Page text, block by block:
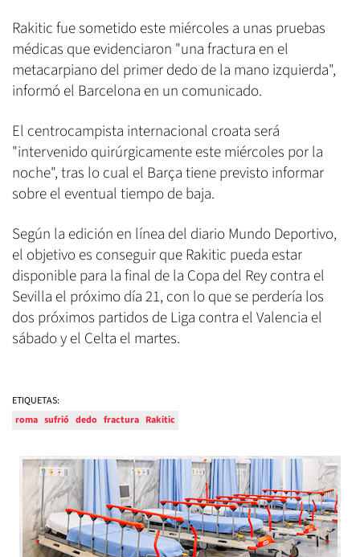
Rakitic fue sometido este miércoles a unas pruebas
médicas que evidenciaron "una fractura en el
metacarpiano del primer dedo de la mano izquierda",
informó el Barcelona en un comunicado.
El centrocampista internacional croata será
"intervenido quirúrgicamente este miércoles por la
noche", tras lo cual el Barça tiene previsto informar
sobre el eventual tiempo de baja.
Según la edición en línea del diario Mundo Deportivo,
el objetivo es conseguir que Rakitic pueda estar
disponible para la final de la Copa del Rey contra el
Sevilla el próximo día 21, con lo que se perdería los
dos próximos partidos de Liga contra el Valencia el
sábado y el Celta el martes.
ETIQUETAS:
roma sufrió dedo fractura Rakitic